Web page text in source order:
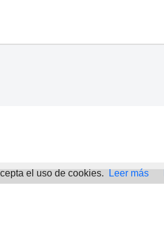
el uso de cookies. Leer más